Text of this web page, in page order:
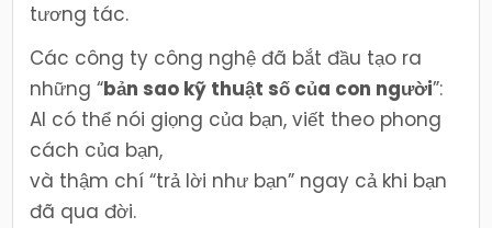
tương tác.
Các công ty công nghệ đã bắt đầu tạo ra
những “bản sao kỹ thuật số của con người”:
AI có thể nói giọng của bạn, viết theo phong
cách của bạn,
và thậm chí “trả lời như bạn” ngay cả khi bạn
đã qua đời.